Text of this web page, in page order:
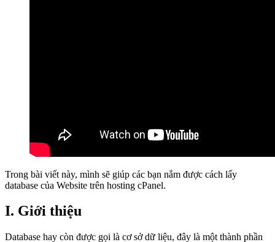
Trong bài viết này, mình sẽ giúp các bạn nắm được cách lấy
database của Website trên hosting cPanel.
I. Giới thiệu
Database hay còn được gọi là cơ sở dữ liệu, đây là một thành phần